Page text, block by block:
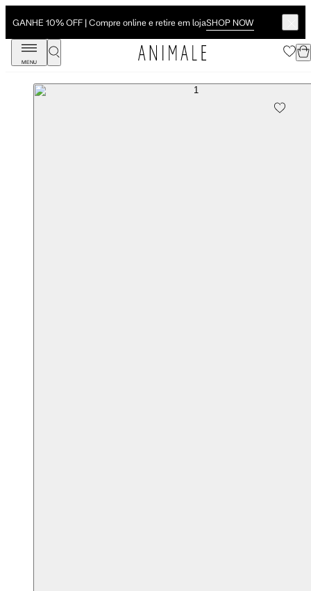
GANHE 10% OFF | Compre online e retire em lojaSHOP NOW
MENU